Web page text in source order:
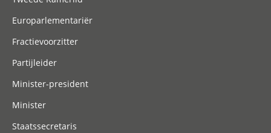
Europarlementariër
Fractievoorzitter
Partijleider
Minister-president
Minister
Staatssecretaris